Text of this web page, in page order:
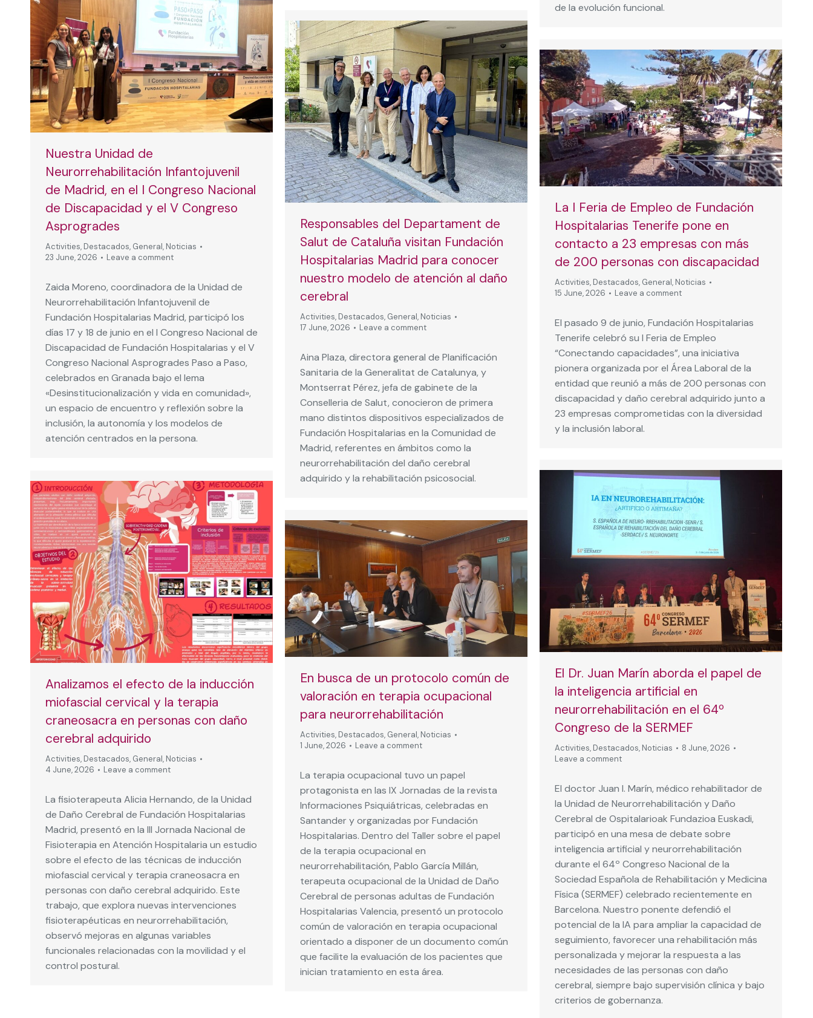
de la evolución funcional.
Nuestra Unidad de
Neurorrehabilitación Infantojuvenil
de Madrid, en el I Congreso Nacional
de Discapacidad y el V Congreso
Asprogrades
Activities, Destacados, General, Noticias
23 June, 2026
Leave a comment
Zaida Moreno, coordinadora de la Unidad de
Neurorrehabilitación Infantojuvenil de
Fundación Hospitalarias Madrid, participó los
días 17 y 18 de junio en el I Congreso Nacional de
Discapacidad de Fundación Hospitalarias y el V
Congreso Nacional Asprogrades Paso a Paso,
celebrados en Granada bajo el lema
«Desinstitucionalización y vida en comunidad»,
un espacio de encuentro y reflexión sobre la
inclusión, la autonomía y los modelos de
atención centrados en la persona.
Responsables del Departament de
Salut de Cataluña visitan Fundación
Hospitalarias Madrid para conocer
nuestro modelo de atención al daño
cerebral
Activities, Destacados, General, Noticias
17 June, 2026
Leave a comment
Aina Plaza, directora general de Planificación
Sanitaria de la Generalitat de Catalunya, y
Montserrat Pérez, jefa de gabinete de la
Conselleria de Salut, conocieron de primera
mano distintos dispositivos especializados de
Fundación Hospitalarias en la Comunidad de
Madrid, referentes en ámbitos como la
neurorrehabilitación del daño cerebral
adquirido y la rehabilitación psicosocial.
La I Feria de Empleo de Fundación
Hospitalarias Tenerife pone en
contacto a 23 empresas con más
de 200 personas con discapacidad
Activities, Destacados, General, Noticias
15 June, 2026
Leave a comment
El pasado 9 de junio, Fundación Hospitalarias
Tenerife celebró su I Feria de Empleo
“Conectando capacidades”, una iniciativa
pionera organizada por el Área Laboral de la
entidad que reunió a más de 200 personas con
discapacidad y daño cerebral adquirido junto a
23 empresas comprometidas con la diversidad
y la inclusión laboral.
El Dr. Juan Marín aborda el papel de
la inteligencia artificial en
neurorrehabilitación en el 64º
Congreso de la SERMEF
Activities, Destacados, Noticias
8 June, 2026
Leave a comment
El doctor Juan I. Marín, médico rehabilitador de
la Unidad de Neurorrehabilitación y Daño
Cerebral de Ospitalarioak Fundazioa Euskadi,
participó en una mesa de debate sobre
inteligencia artificial y neurorrehabilitación
durante el 64º Congreso Nacional de la
Sociedad Española de Rehabilitación y Medicina
Física (SERMEF) celebrado recientemente en
Barcelona. Nuestro ponente defendió el
potencial de la IA para ampliar la capacidad de
seguimiento, favorecer una rehabilitación más
personalizada y mejorar la respuesta a las
necesidades de las personas con daño
cerebral, siempre bajo supervisión clínica y bajo
criterios de gobernanza.
Analizamos el efecto de la inducción
miofascial cervical y la terapia
craneosacra en personas con daño
cerebral adquirido
Activities, Destacados, General, Noticias
4 June, 2026
Leave a comment
La fisioterapeuta Alicia Hernando, de la Unidad
de Daño Cerebral de Fundación Hospitalarias
Madrid, presentó en la III Jornada Nacional de
Fisioterapia en Atención Hospitalaria un estudio
sobre el efecto de las técnicas de inducción
miofascial cervical y terapia craneosacra en
personas con daño cerebral adquirido. Este
trabajo, que explora nuevas intervenciones
fisioterapéuticas en neurorrehabilitación,
observó mejoras en algunas variables
funcionales relacionadas con la movilidad y el
control postural.
En busca de un protocolo común de
valoración en terapia ocupacional
para neurorrehabilitación
Activities, Destacados, General, Noticias
1 June, 2026
Leave a comment
La terapia ocupacional tuvo un papel
protagonista en las IX Jornadas de la revista
Informaciones Psiquiátricas, celebradas en
Santander y organizadas por Fundación
Hospitalarias. Dentro del Taller sobre el papel
de la terapia ocupacional en
neurorrehabilitación, Pablo García Millán,
terapeuta ocupacional de la Unidad de Daño
Cerebral de personas adultas de Fundación
Hospitalarias Valencia, presentó un protocolo
común de valoración en terapia ocupacional
orientado a disponer de un documento común
que facilite la evaluación de los pacientes que
inician tratamiento en esta área.